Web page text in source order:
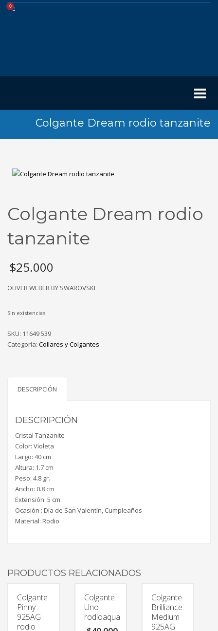
Colgante Dream rodio tanzanite
Colgante Dream rodio
tanzanite
$25.000
OLIVER WEBER BY SWAROVSKI
Sin existencias
SKU: 11649 539
Categoría: Collares y Colgantes
DESCRIPCIÓN
DESCRIPCIÓN
Cristal Tanzanite
Color: Violeta
Largo: 40 cm
Altura: 1.7 cm
Peso: 4.8 gr.
Ancho: 0.8 cm
Extensión: 5 cm
Ocasión : Día de San Valentín, Cumpleaños
Material: Rodio
PRODUCTOS RELACIONADOS
Colgante
Pinny
925AG
rodio
Colgante
Uno
rodioaqua
Colgante
Brilliance
Medium
925AG